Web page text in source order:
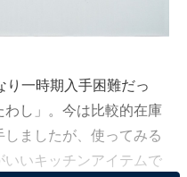
一時期入手困難だっ
し」。今は比較的在庫
ましたが、使ってみる
いいキッチンアイテムで